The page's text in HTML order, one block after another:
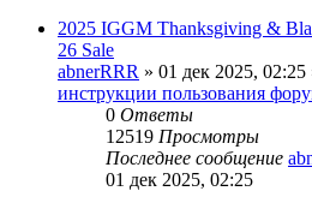
2025 IGGM Thanksgiving &
26 Sale
abnerRRR » 01 дек 2025,
инструкции пользования
0 Ответы
12519 Просмотры
Последнее сообщение
01 дек 2025, 02:25